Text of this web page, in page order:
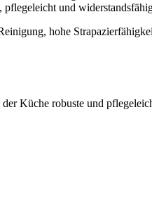
pflegeleicht und
hohe
Küche robuste und